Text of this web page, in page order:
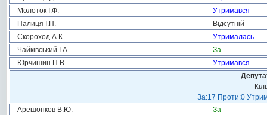
Молоток І.Ф.
Утримався
Палиця І.П.
Відсутній
Скороход А.К.
Утрималась
Чайківський І.А.
За
Юрчишин П.В.
Утримався
За:17 Проти:0
Арешонков В.Ю.
За